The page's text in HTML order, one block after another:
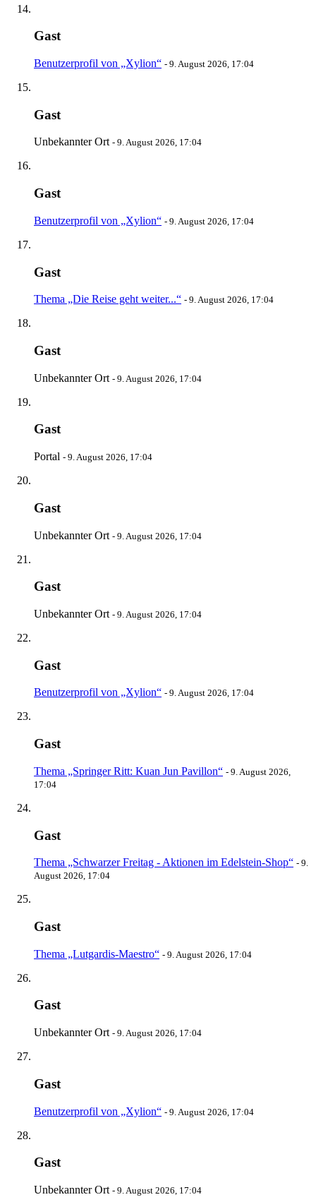
Gast
Benutzerprofil von „Xylion“ - 9. August 2026, 17:04
Gast
Unbekannter Ort - 9. August 2026, 17:04
Gast
Benutzerprofil von „Xylion“ - 9. August 2026, 17:04
Gast
Thema „Die Reise geht weiter...“ - 9. August 2026, 17:04
Gast
Unbekannter Ort - 9. August 2026, 17:04
Gast
Portal - 9. August 2026, 17:04
Gast
Unbekannter Ort - 9. August 2026, 17:04
Gast
Unbekannter Ort - 9. August 2026, 17:04
Gast
Benutzerprofil von „Xylion“ - 9. August 2026, 17:04
Gast
Thema „Springer Ritt: Kuan Jun Pavillon“ - 9. August 2026,
17:04
Gast
Thema „Schwarzer Freitag - Aktionen im Edelstein-Shop“ - 9.
August 2026, 17:04
Gast
Thema „Lutgardis-Maestro“ - 9. August 2026, 17:04
Gast
Unbekannter Ort - 9. August 2026, 17:04
Gast
Benutzerprofil von „Xylion“ - 9. August 2026, 17:04
Gast
Unbekannter Ort - 9. August 2026, 17:04